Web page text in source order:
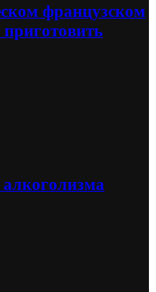
французском
приготовить